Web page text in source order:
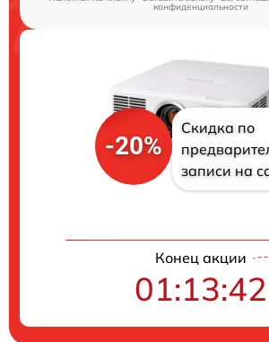
конфиденциальности
-20%
Скидка по
записи на
Конец акции
01:13:42